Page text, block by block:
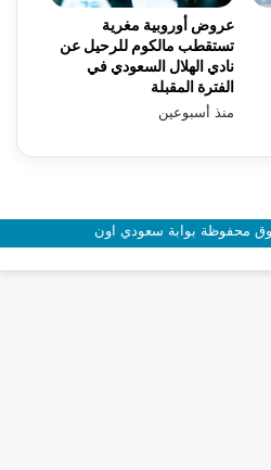
عروض أوروبية مغرية
تستقطب مالكوم للرحيل عن
نادي الهلال السعودي في
الفترة المقبلة
منذ أسبوعين